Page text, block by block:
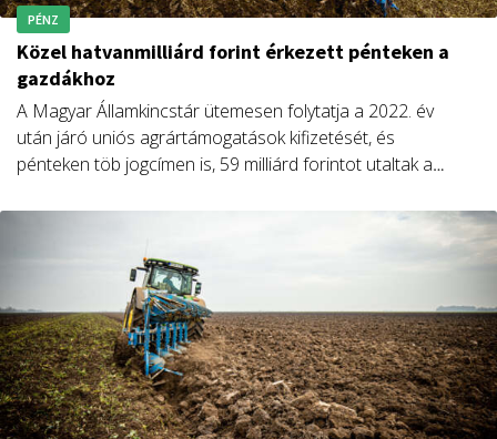
PÉNZ
Közel hatvanmilliárd forint érkezett pénteken a
gazdákhoz
A Magyar Államkincstár ütemesen folytatja a 2022. év
után járó uniós agrártámogatások kifizetését, és
pénteken töb jogcímen is, 59 milliárd forintot utaltak a